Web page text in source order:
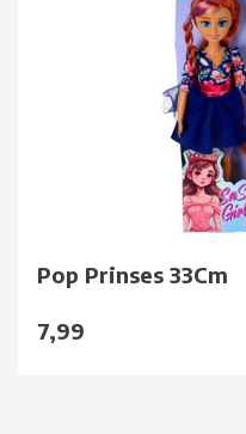
Pop Prinses 33Cm
7,99